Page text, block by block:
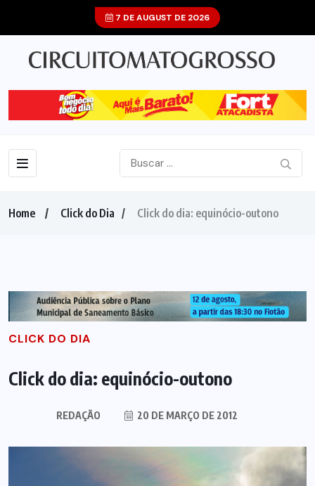
7 DE AUGUST DE 2026
Home Click do Dia Click do dia: equinócio-outono
CLICK DO DIA
Click do dia: equinócio-outono
REDAÇÃO 20 DE MARÇO DE 2012